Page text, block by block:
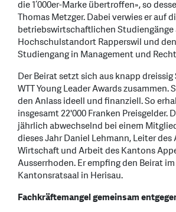
die 1‘000er-Marke übertroffen», so
Thomas Metzger. Dabei verwies er auf
betriebswirtschaftlichen Studiengänge
Hochschulstandort Rapperswil und
Studiengang in Management und
Der Beirat setzt sich aus knapp
WTT Young Leader Awards zusammen.
den Anlass ideell und finanziell. So
insgesamt 22'000 Franken Preisgelder.
jährlich abwechselnd bei einem
dieses Jahr Daniel Lehmann, Leiter des
Wirtschaft und Arbeit des Kantons
Ausserrhoden. Er empfing den Beirat
Kantonsratsaal in Herisau.
Fachkräftemangel gemeinsam